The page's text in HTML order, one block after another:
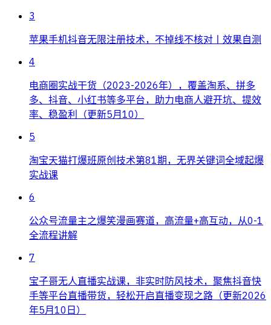
3
苹果手机抖音无限注册技术，不掉线不核对丨效果自测
4
电商圈实战干货（2023-2026年），覆盖淘系、拼多
多、抖音、小红书等多平台，助力电商人避开坑、提效
率、稳盈利（更新5月10）
5
淘宝天猫打爆班原创技术第81期，无界关键词全域起爆
实战课
6
公众号流量主之爆笑漫画赛道，高流量+高互动，从0-1
全流程讲解
7
宝子哥无人直播实战课，非实时防风技术，聚焦抖音快
手等平台直播带货，轻松开启直播变现之路（更新2026
年5月10日）